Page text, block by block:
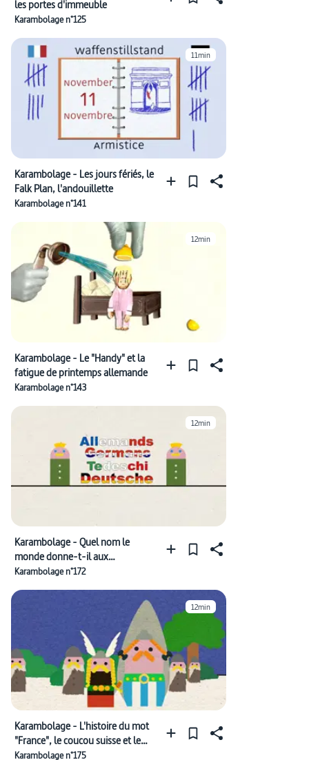
les portes d'immeuble
Karambolage n°125
11min
Karambolage - Les jours fériés, le
Falk Plan, l'andouillette
Karambolage n°141
12min
Karambolage - Le "Handy" et la
fatigue de printemps allemande
Karambolage n°143
12min
Karambolage - Quel nom le
monde donne-t-il aux
"Allemands" ?
Karambolage n°172
12min
Karambolage - L'histoire du mot
"France", le coucou suisse et le
bruit des ciseaux
Karambolage n°175